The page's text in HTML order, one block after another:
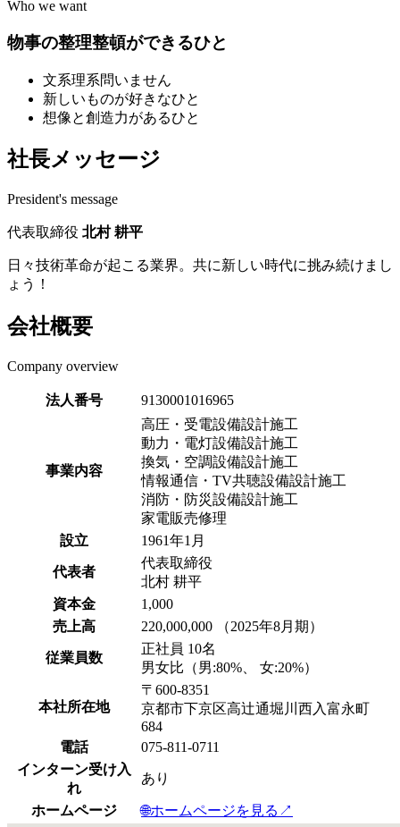
Who we want
物事の整理整頓ができるひと
文系理系問いません
新しいものが好きなひと
想像と創造力があるひと
社長メッセージ
President's message
代表取締役 北村 耕平
日々技術革命が起こる業界。共に新しい時代に挑み続けまし
ょう！
会社概要
Company overview
法人番号 9130001016965
事業内容
高圧・受電設備設計施工
動力・電灯設備設計施工
換気・空調設備設計施工
情報通信・TV共聴設備設計施工
消防・防災設備設計施工
家電販売修理
設立
1961年1月
代表者
代表取締役
北村 耕平
資本金
1,000
売上高
220,000,000 （2025年8月期）
従業員数
正社員 10名
男女比（男:80%、 女:20%）
本社所在地
〒600-8351
京都市下京区高辻通堀川西入富永町
684
電話
075-811-0711
インターン受け入
れ
あり
ホームページ 🌐ホームページを見る ↗